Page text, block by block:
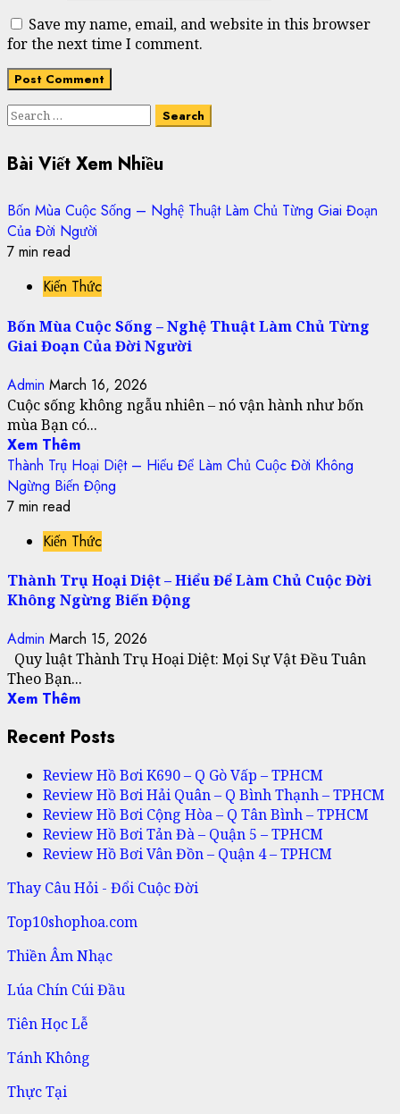
Save my name, email, and website in this browser
for the next time I comment.
Search
Bài Viết Xem Nhiều
Bốn Mùa Cuộc Sống – Nghệ Thuật Làm Chủ Từng Giai Đoạn
Của Đời Người
7 min read
Kiến Thức
Bốn Mùa Cuộc Sống – Nghệ Thuật Làm Chủ Từng
Giai Đoạn Của Đời Người
Admin March 16, 2026
Cuộc sống không ngẫu nhiên – nó vận hành như bốn
mùa Bạn có...
Xem Thêm
Thành Trụ Hoại Diệt – Hiểu Để Làm Chủ Cuộc Đời Không
Ngừng Biến Động
7 min read
Kiến Thức
Thành Trụ Hoại Diệt – Hiểu Để Làm Chủ Cuộc Đời
Không Ngừng Biến Động
Admin March 15, 2026
Quy luật Thành Trụ Hoại Diệt: Mọi Sự Vật Đều Tuân
Theo Bạn...
Xem Thêm
Recent Posts
Review Hồ Bơi K690 – Q Gò Vấp – TPHCM
Review Hồ Bơi Hải Quân – Q Bình Thạnh – TPHCM
Review Hồ Bơi Cộng Hòa – Q Tân Bình – TPHCM
Review Hồ Bơi Tản Đà – Quận 5 – TPHCM
Review Hồ Bơi Vân Đồn – Quận 4 – TPHCM
Thay Câu Hỏi - Đổi Cuộc Đời
Top10shophoa.com
Thiền Âm Nhạc
Lúa Chín Cúi Đầu
Tiên Học Lễ
Tánh Không
Thực Tại